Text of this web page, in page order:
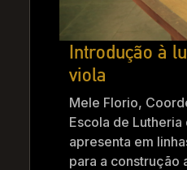
Introdução à
viola
Mele Florio,
Escola de Lutheria
apresenta em
para a construção